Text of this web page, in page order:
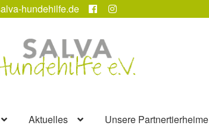
hundehilfe.de
Aktuelles Unsere Partnertierheime